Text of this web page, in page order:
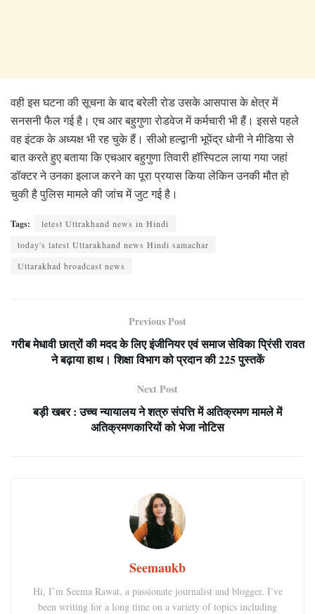
वही इस घटना की सूचना के बाद बरेली रोड उसके आसपास के क्षेत्र में
सनसनी फैल गई है। एच आर बहुगुणा रोडवेज में कर्मचारी भी हैं। इससे पहले
वह इंटक के अध्यक्ष भी रह चुके हैं। सीओ हल्द्वानी भूपेंद्र धोनी ने मीडिया से
बात करते हुए बताया कि एचआर बहुगुणा तिवारी हॉस्पिटल लाया गया जहां
डॉक्टर ने उनका इलाज करने का पूरा प्रयास किया लेकिन उनकी मौत हो
चुकी है पुलिस मामले की जांच में जुट गई है।
Tags:
letest Uttrakhand news in Hindi
today's latest Uttarakhand news Hindi samachar
Uttarakhad broadcast news
Previous Post
गरीब मेधावी छात्रों की मदद के लिए इंजीनियर एवं समाज सेविका प्रिंसी रावत
ने बढ़ाया हाथ। शिक्षा विभाग को प्रदान की 225 पुस्तकें
Next Post
बड़ी खबर : उच्च न्यायालय ने शत्रु संपत्ति में अतिक्रमण मामले में
अतिक्रमणकारियों को भेजा नोटिस
Seemaukb
Hi, I’m Seema Rawat, a passionate journalist and blogger. I’ve
been writing for a long time on a variety of topics including